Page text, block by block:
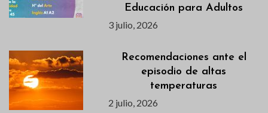
Educación para Adultos
3 julio, 2026
Recomendaciones ante el
episodio de altas
temperaturas
2 julio, 2026